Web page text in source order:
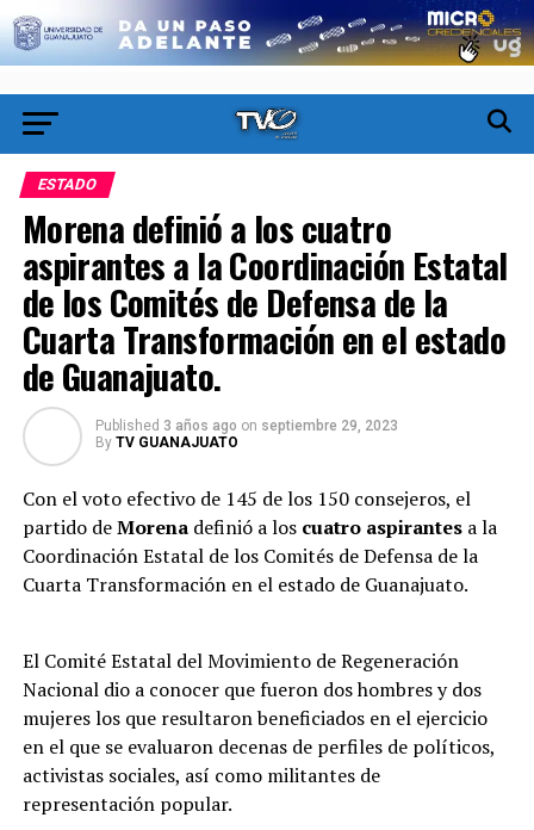
ESTADO
Morena definió a los cuatro
aspirantes a la Coordinación Estatal
de los Comités de Defensa de la
Cuarta Transformación en el estado
de Guanajuato.
Published 3 años ago on septiembre 29, 2023
By TV GUANAJUATO
Con el voto efectivo de 145 de los 150 consejeros, el
partido deMorenadefinió a los cuatro aspirantesa la
Coordinación Estatal de los Comités de Defensa de la
Cuarta Transformación en el estado de Guanajuato.
El Comité Estatal del Movimiento de Regeneración
Nacional dio a conocer que fueron dos hombres y dos
mujeres los que resultaron beneficiados en el ejercicio
en el que se evaluaron decenas de perfiles de políticos,
activistas sociales, así como militantes de
representación popular.